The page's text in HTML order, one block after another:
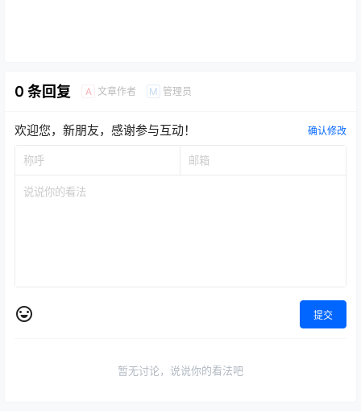
0 条回复 A 文章作者 M 管理员
欢迎您，新朋友，感谢参与互动！ 确认修改
提交
暂无讨论，说说你的看法吧